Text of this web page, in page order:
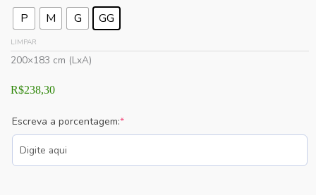
P M G GG
LIMPAR
200×183 cm (LxA)
R$238,30
Escreva a porcentagem:*(required)